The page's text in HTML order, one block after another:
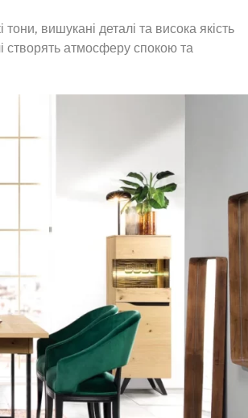
вишукані деталі та висока якість
створять атмосферу спокою та